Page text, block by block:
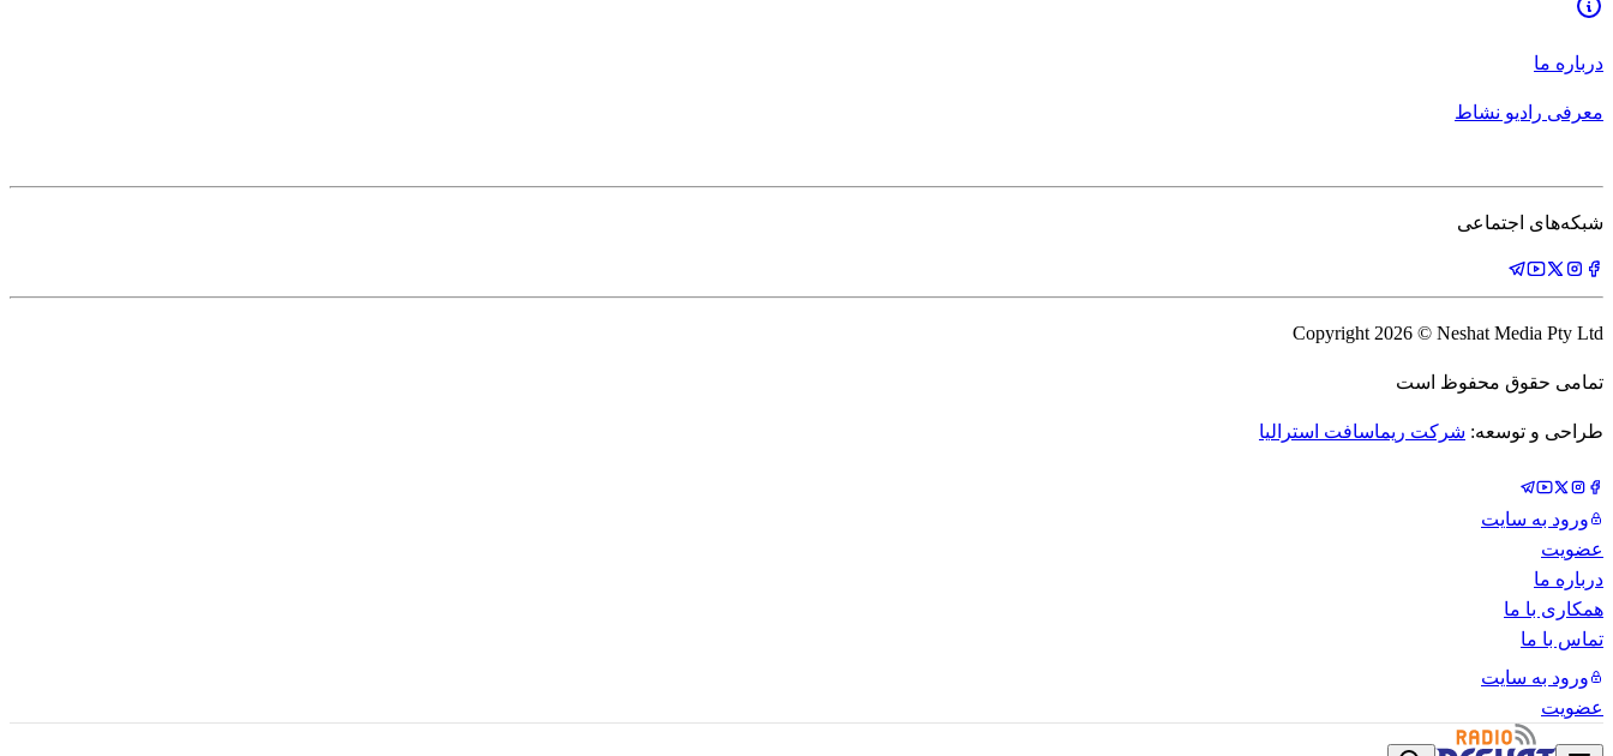
درباره ما
معرفی رادیو نشاط
شبکه‌های اجتماعی
Copyright 2026 © Neshat Media Pty Ltd
تمامی حقوق محفوظ است
طراحی و توسعه: شرکت ریماسافت استرالیا
ورود به سایت
عضویت
درباره ما
همکاری با ما
تماس با ما
ورود به سایت
عضویت